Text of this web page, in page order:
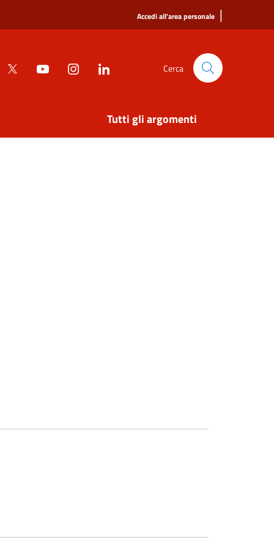
Accedi all'area personale |
Cerca
Tutti gli argomenti